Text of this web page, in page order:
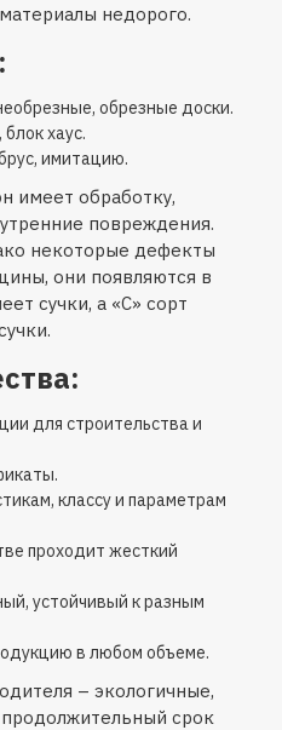
недорого.
обрезные доски.
хаус.
имитацию.
имеет обработку,
повреждения.
некоторые дефекты
они появляются в
сучки, а «С» сорт
для строительства и
классу и параметрам
проходит жесткий
устойчивый к разным
в любом объеме.
– экологичные,
срок